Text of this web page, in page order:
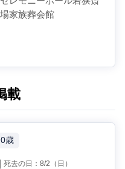
場家族葬会館
載
歳
死去の日：8/2 （日）